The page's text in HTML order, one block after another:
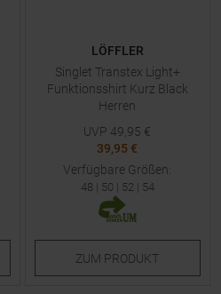
LÖFFLER
Singlet Transtex Light+
Funktionsshirt Kurz Black
Herren
UVP 49,95 €
39,95 €
Verfügbare Größen:
48 | 50 | 52| 54
ZUM PRODUKT